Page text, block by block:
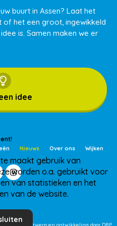
buurt in Assen? Laat het
of het een groot, ingewikkeld
is. Samen maken we er
idee
Nieuws Over ons Wijken
Ontwerp en ontwikkeling door DRP
maakt gebruik van
worden o.a. gebruikt voor
van statistieken en het
van de website.